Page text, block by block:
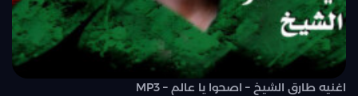
اغنيه طارق الشيخ – اصحوا يا عالم – MP3